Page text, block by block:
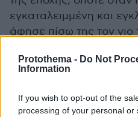
Protothema - Do Not
Information
If you wish to opt-out of the
processing of your personal
εγκαταλειμμένη και
άφησε πίσω της τον γιο
1968. Χρειαζόταν ένα
ένταση του να είναι
διάσημο μουσικό στον